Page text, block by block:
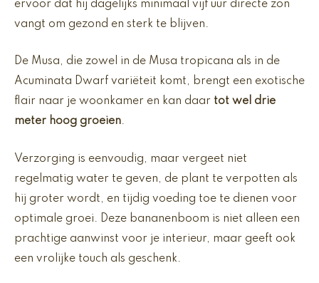
ervoor dat hij dagelijks minimaal vijf uur directe zon
vangt om gezond en sterk te blijven.
De Musa, die zowel in de Musa tropicana als in de
Acuminata Dwarf variëteit komt, brengt een exotische
flair naar je woonkamer en kan daar tot wel drie
meter hoog groeien.
Verzorging is eenvoudig, maar vergeet niet
regelmatig water te geven, de plant te verpotten als
hij groter wordt, en tijdig voeding toe te dienen voor
optimale groei. Deze bananenboom is niet alleen een
prachtige aanwinst voor je interieur, maar geeft ook
een vrolijke touch als geschenk.